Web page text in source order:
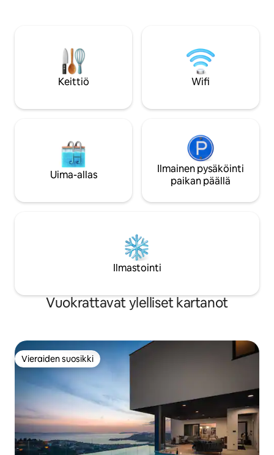
sauna, yksityinen elokuvateatteri ja
pelihuone, biljardihuone, valtava aidattu
ulkoalue, jossa on jalkapallokenttä,
sulkapallokenttä tai pöytätennispöytä.
ravintoloihin ja
rentouttaville
uima-altaalla tai
kanssa
Keittiö Wifi
Uima-allas
Ilmainen pysäköinti
paikan päällä
Ilmastointi
Vuokrattavat ylelliset kartanot
Vieraiden suosikki
Vieraiden suosikki